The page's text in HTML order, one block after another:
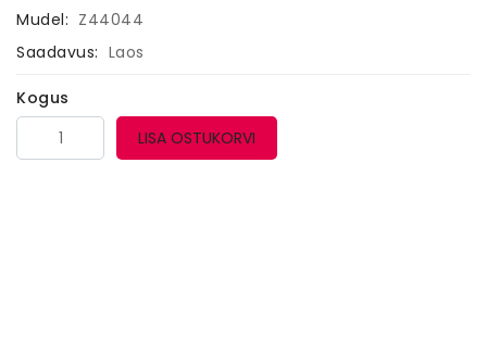
Mudel: Z44044
Saadavus: Laos
Kogus
LISA OSTUKORVI